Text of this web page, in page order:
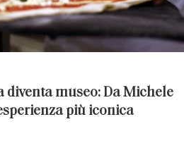
diventa museo: Da Michele
più iconica